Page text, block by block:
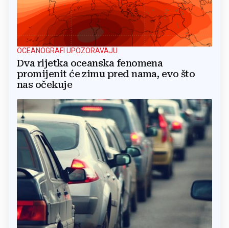
OCEANOGRAFI UPOZORAVAJU
Dva rijetka oceanska fenomena
promijenit će zimu pred nama, evo što
nas očekuje